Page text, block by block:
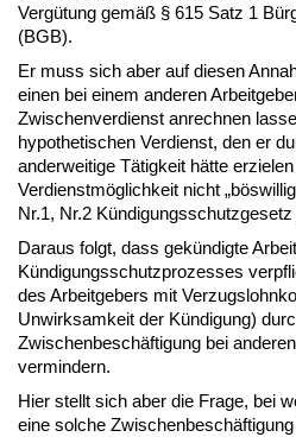
Vergütung gemäß § 615 Satz 1
(BGB).
Er muss sich aber auf diesen
einen bei einem anderen
Zwischenverdienst anrechnen
hypothetischen Verdienst, den er
anderweitige Tätigkeit hätte
Verdienstmöglichkeit nicht
Nr.1, Nr.2
Daraus folgt, dass gekündigte
Kündigungsschutzprozesses
des Arbeitgebers mit
Unwirksamkeit der Kündigung)
Zwischenbeschäftigung bei
vermindern.
Hier stellt sich aber die Frage, bei
eine solche